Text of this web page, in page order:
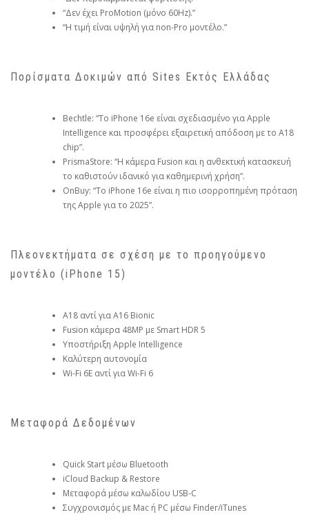
“Δεν έχει ProMotion (μόνο 60Hz).”
“Η τιμή είναι υψηλή για non-Pro μοντέλο.”
Πορίσματα Δοκιμών από Sites Εκτός Ελλάδας
Bechtle: “Το iPhone 16e είναι σχεδιασμένο για Apple
Intelligence και προσφέρει εξαιρετική απόδοση με το A18
chip”.
PrismaStore: “Η κάμερα Fusion και η ανθεκτική κατασκευή
το καθιστούν ιδανικό για καθημερινή χρήση”.
OnBuy: “Το iPhone 16e είναι η πιο ισορροπημένη πρόταση
της Apple για το 2025”.
Πλεονεκτήματα σε σχέση με το προηγούμενο
μοντέλο (iPhone 15)
A18 αντί για A16 Bionic
Fusion κάμερα 48MP με Smart HDR 5
Υποστήριξη Apple Intelligence
Καλύτερη αυτονομία
Wi-Fi 6E αντί για Wi-Fi 6
Μεταφορά Δεδομένων
Quick Start μέσω Bluetooth
iCloud Backup & Restore
Μεταφορά μέσω καλωδίου USB-C
Συγχρονισμός με Mac ή PC μέσω Finder/iTunes